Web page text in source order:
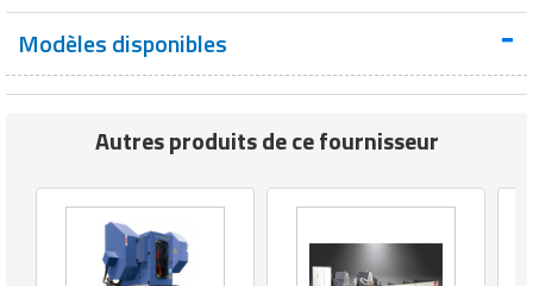
Vaisselle restaurant
Vitrines réfrigérées
Modèles disponibles
Autres produits de ce fournisseur